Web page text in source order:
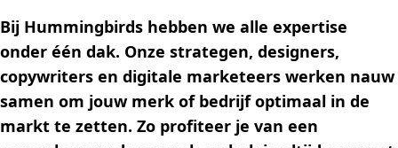
Bij Hummingbirds hebben we alle expertise
onder één dak. Onze strategen, designers,
copywriters en digitale marketeers werken nauw
samen om jouw merk of bedrijf optimaal in de
markt te zetten. Zo profiteer je van een